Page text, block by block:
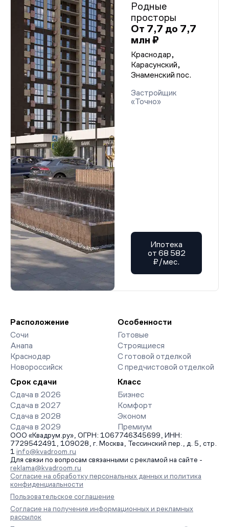
Родные
просторы
От 7,7 до 7,7
млн ₽
Краснодар,
Карасунский,
Знаменский пос.
Застройщик
«Точно»
Ипотека
от 68 582
₽/мес.
Расположение
Сочи
Анапа
Краснодар
Новороссийск
Особенности
Готовые
Строящиеся
С готовой отделкой
С предчистовой отделкой
Срок сдачи
Сдача в 2026
Сдача в 2027
Сдача в 2028
Сдача в 2029
Класс
Бизнес
Комфорт
Эконом
Премиум
ООО «Квадрум.ру», ОГРН: 1067746345699, ИНН:
7729542491, 109028, г. Москва, Тессинский пер., д. 5, стр.
1 info@kvadroom.ru
Для связи по вопросам связанными с рекламой на сайте -
reklama@kvadroom.ru
Согласие на обработку персональных данных и политика
конфиденциальности
Пользовательское соглашение
Согласие на получение информационных и рекламных
рассылок